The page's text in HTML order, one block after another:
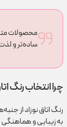
محصولات
ساده‌تر و
چرا انتخاب رنگ
رنگ اتاق نوزاد از
به زیبایی و